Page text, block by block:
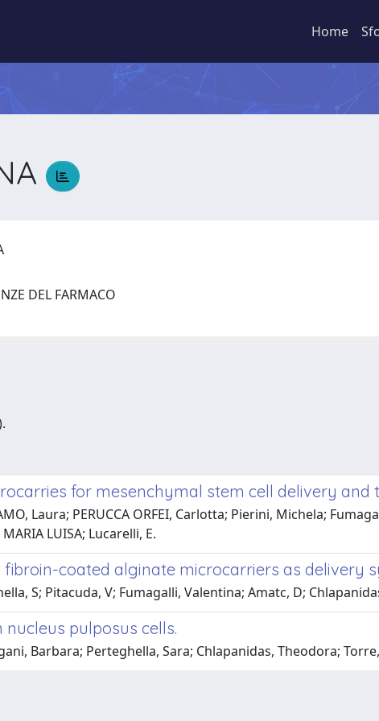
Home
DEL FARMACO
for mesenchymal stem cell delivery and
Laura; PERUCCA ORFEI, Carlotta; Pierini, Michela;
LUISA; Lucarelli, E.
coated alginate microcarriers as delivery
S; Pitacuda, V; Fumagalli, Valentina; Amatc, D;
pulposus cells.
Barbara; Perteghella, Sara; Chlapanidas, Theodora;